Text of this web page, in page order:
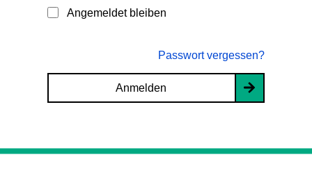
Angemeldet bleiben
Passwort vergessen?
Anmelden